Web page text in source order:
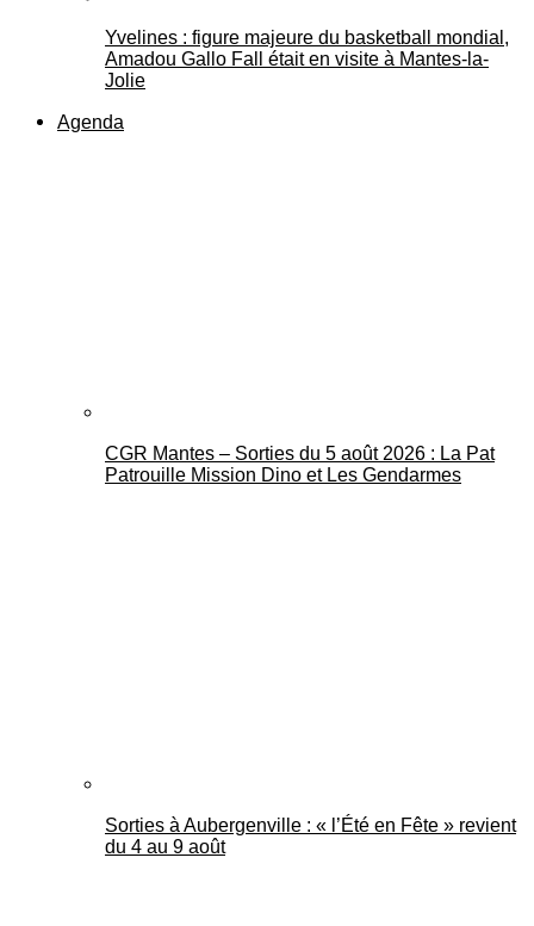
Yvelines : figure majeure du basketball mondial,
Amadou Gallo Fall était en visite à Mantes-la-
Jolie
Agenda
CGR Mantes – Sorties du 5 août 2026 : La Pat
Patrouille Mission Dino et Les Gendarmes
Sorties à Aubergenville : « l’Été en Fête » revient
du 4 au 9 août